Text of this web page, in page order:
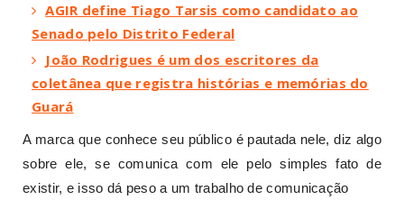
AGIR define Tiago Tarsis como candidato ao
Senado pelo Distrito Federal
João Rodrigues é um dos escritores da
coletânea que registra histórias e memórias do
Guará
A marca que conhece seu público é pautada nele, diz algo
sobre ele, se comunica com ele pelo simples fato de
existir, e isso dá peso a um trabalho de comunicação